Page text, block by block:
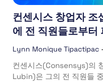
컨센시스 창업자 조
에 전 직원들로부터
Lynn Monique Tipactipac
컨센시스(Consensys)의
Lubin)은 그의 전 직원들